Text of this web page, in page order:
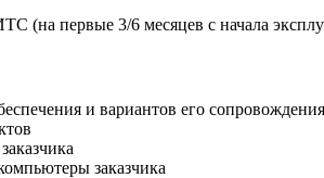
(на первые 3/6 месяцев с начала
и вариантов его сопровождения
заказчика